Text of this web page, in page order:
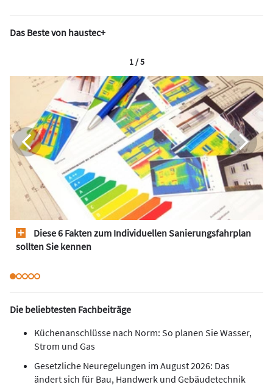
Das Beste von haustec+
Diese 6 Fakten zum Individuellen Sanierungsfahrplan
sollten Sie kennen
1 / 5
Die beliebtesten Fachbeiträge
Küchenanschlüsse nach Norm: So planen Sie Wasser,
Strom und Gas
Gesetzliche Neuregelungen im August 2026: Das
ändert sich für Bau, Handwerk und Gebäudetechnik